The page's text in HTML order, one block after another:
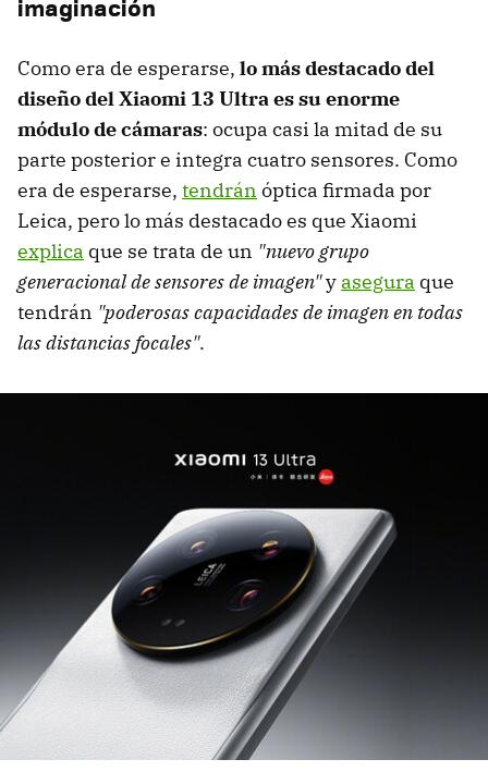
imaginación
Como era de esperarse, lo más destacado del
diseño del Xiaomi 13 Ultra es su enorme
módulo de cámaras: ocupa casi la mitad de su
parte posterior e integra cuatro sensores. Como
era de esperarse, tendrán óptica firmada por
Leica, pero lo más destacado es que Xiaomi
explica que se trata de un "nuevo grupo
generacional de sensores de imagen"y asegura que
tendrán "poderosas capacidades de imagen en todas
las distancias focales".